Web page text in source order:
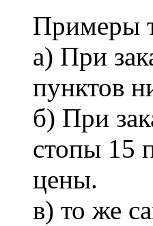
Примеры
а) При
пунктов
б) При
стопы 15
цены.
в) то же